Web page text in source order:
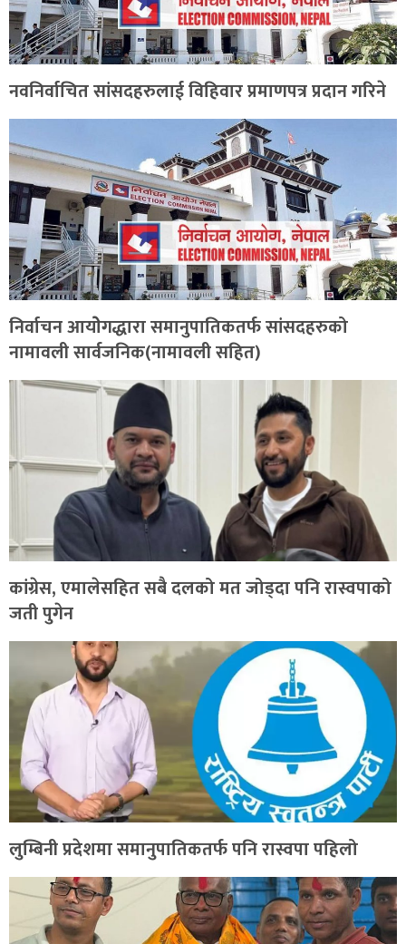
नवनिर्वाचित सांसदहरुलाई विहिवार प्रमाणपत्र प्रदान गरिने
निर्वाचन आयोेगद्धारा समानुपातिकतर्फ सांसदहरुको
नामावली सार्वजनिक(नामावली सहित)
कांग्रेस, एमालेसहित सबै दलको मत जोड्दा पनि रास्वपाको
जती पुगेन
लुम्बिनी प्रदेशमा समानुपातिकतर्फ पनि रास्वपा पहिलो